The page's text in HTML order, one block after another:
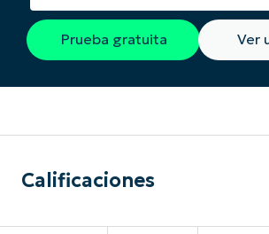
Prueba gratuita Ver
Calificaciones